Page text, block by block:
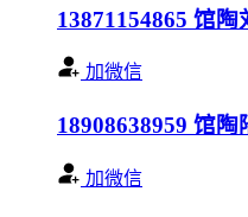
13871154865 馆陶
加微信
18908638959 馆陶
加微信